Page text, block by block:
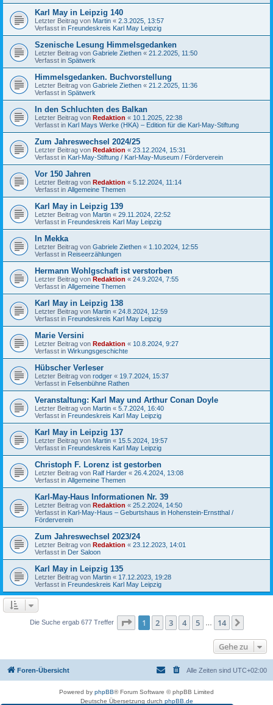
Karl May in Leipzig 140
Letzter Beitrag von Martin « 2.3.2025, 13:57
Verfasst in Freundeskreis Karl May Leipzig
Szenische Lesung Himmelsgedanken
Letzter Beitrag von Gabriele Ziethen « 21.2.2025, 11:50
Verfasst in Spätwerk
Himmelsgedanken. Buchvorstellung
Letzter Beitrag von Gabriele Ziethen « 21.2.2025, 11:36
Verfasst in Spätwerk
In den Schluchten des Balkan
Letzter Beitrag von Redaktion « 10.1.2025, 22:38
Verfasst in Karl Mays Werke (HKA) – Edition für die Karl-May-Stiftung
Zum Jahreswechsel 2024/25
Letzter Beitrag von Redaktion « 23.12.2024, 15:31
Verfasst in Karl-May-Stiftung / Karl-May-Museum / Förderverein
Vor 150 Jahren
Letzter Beitrag von Redaktion « 5.12.2024, 11:14
Verfasst in Allgemeine Themen
Karl May in Leipzig 139
Letzter Beitrag von Martin « 29.11.2024, 22:52
Verfasst in Freundeskreis Karl May Leipzig
In Mekka
Letzter Beitrag von Gabriele Ziethen « 1.10.2024, 12:55
Verfasst in Reiseerzählungen
Hermann Wohlgschaft ist verstorben
Letzter Beitrag von Redaktion « 24.9.2024, 7:55
Verfasst in Allgemeine Themen
Karl May in Leipzig 138
Letzter Beitrag von Martin « 24.8.2024, 12:59
Verfasst in Freundeskreis Karl May Leipzig
Marie Versini
Letzter Beitrag von Redaktion « 10.8.2024, 9:27
Verfasst in Wirkungsgeschichte
Hübscher Verleser
Letzter Beitrag von rodger « 19.7.2024, 15:37
Verfasst in Felsenbühne Rathen
Veranstaltung: Karl May und Arthur Conan Doyle
Letzter Beitrag von Martin « 5.7.2024, 16:40
Verfasst in Freundeskreis Karl May Leipzig
Karl May in Leipzig 137
Letzter Beitrag von Martin « 15.5.2024, 19:57
Verfasst in Freundeskreis Karl May Leipzig
Christoph F. Lorenz ist gestorben
Letzter Beitrag von Ralf Harder « 26.4.2024, 13:08
Verfasst in Allgemeine Themen
Karl-May-Haus Informationen Nr. 39
Letzter Beitrag von Redaktion « 25.2.2024, 14:50
Verfasst in Karl-May-Haus – Geburtshaus in Hohenstein-Ernstthal /
Förderverein
Zum Jahreswechsel 2023/24
Letzter Beitrag von Redaktion « 23.12.2023, 14:01
Verfasst in Der Saloon
Karl May in Leipzig 135
Letzter Beitrag von Martin « 17.12.2023, 19:28
Verfasst in Freundeskreis Karl May Leipzig
Die Suche ergab 677 Treffer Seite 1von 14
1 2 3 4 5 14
Gehe zu
Foren-Übersicht Alle Zeiten sind UTC+02:00
Powered by phpBB® Forum Software © phpBB Limited
Deutsche Übersetzung durch phpBB.de